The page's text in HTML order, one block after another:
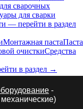
сварочных
для сварки
— перейти в раздел
Монтажная пастаПаста
очисткиСредства
в раздел →
-